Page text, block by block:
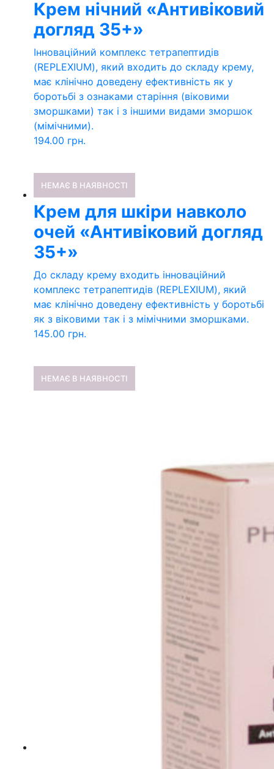
Крем нічний «Антивіковий
догляд 35+»
Інноваційний комплекс тетрапептидів
(REPLEXIUM), який входить до складу крему,
має клінічно доведену ефективність як у
боротьбі з ознаками старіння (віковими
зморшками) так і з іншими видами зморшок
(мімічними).
194.00 грн.
НЕМАЄ В НАЯВНОСТІ
Крем для шкіри навколо
очей «Антивіковий догляд
35+»
До складу крему входить інноваційний
комплекс тетрапептидів (REPLEXIUM), який
має клінічно доведену ефективність у боротьбі
як з віковими так і з мімічними зморшками.
145.00 грн.
НЕМАЄ В НАЯВНОСТІ